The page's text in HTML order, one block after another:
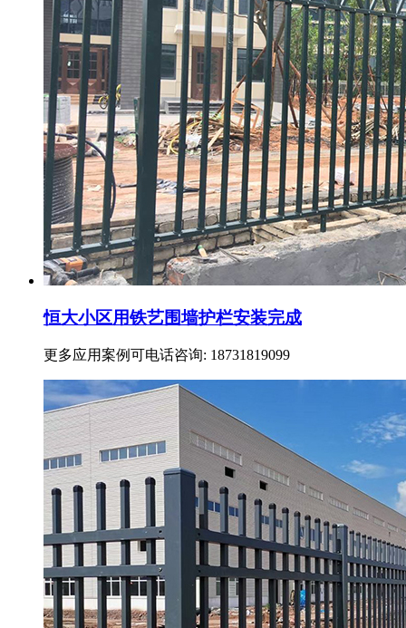
恒大小区用铁艺围墙护栏安装完成
更多应用案例可电话咨询: 18731819099